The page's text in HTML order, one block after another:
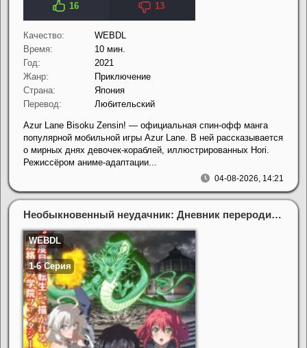
16 13
Качество:
WEBDL
Время:
10 мин.
Год:
2021
Жанр:
Приключение
Страна:
Япония
Перевод:
Любительский
04-08-2026, 14:21
Azur Lane Bisoku Zensin! — официальная спин-офф манга
популярной мобильной игры Azur Lane. В ней рассказывается
о мирных днях девочек-кораблей, иллюстрированных Hori.
Режиссёром аниме-адаптации...
Необыкновенный неудачник: Дневник переродившегося колдуна S (2026)